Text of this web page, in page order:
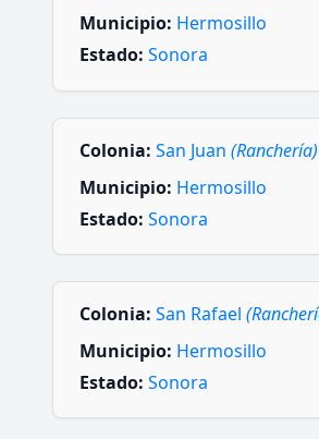
Municipio: Hermosillo
Estado: Sonora
Colonia: San Juan (Ranchería)
Municipio: Hermosillo
Estado: Sonora
Colonia: San Rafael
Municipio: Hermosillo
Estado: Sonora